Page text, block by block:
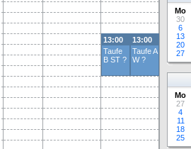
13:00
Taufe
B ST ?
13:00
Taufe A
W ?
Mo
30
6
13
20
27
Mo
27
4
11
18
25